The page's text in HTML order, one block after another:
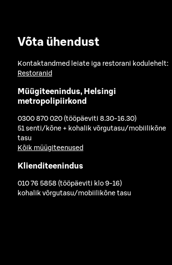
Võta ühendust
Kontaktandmed leiate iga restorani kodulehelt:
Restoranid
Müügiteenindus, Helsingi
metropolipiirkond
0300 870 020 (tööpäeviti 8.30-16.30)
51 senti/kõne + kohalik võrgutasu/mobiilikõne
tasu
Kõik müügiteenused
Klienditeenindus
010 76 5858 (tööpäeviti klo 9-16)
kohalik võrgutasu/mobiilikõne tasu